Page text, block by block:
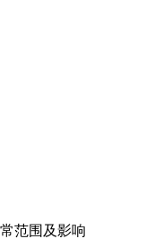
范围及影响